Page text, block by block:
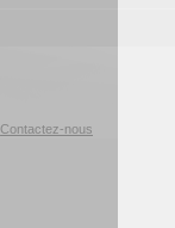
Contactez-nous